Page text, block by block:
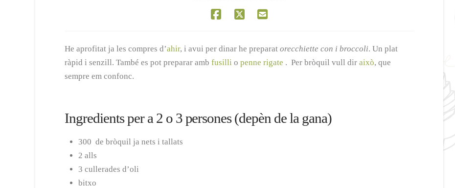
He aprofitat ja les compres d’ahir, i avui per dinar he preparat orecchiette con i broccoli. Un plat
ràpid i senzill. També es pot preparar amb fusilli o penne rigate . Per bròquil vull dir això, que
sempre em confonc.
Ingredients per a 2 o 3 persones (depèn de la gana)
300 de bròquil ja nets i tallats
2 alls
3 cullerades d’oli
bitxo